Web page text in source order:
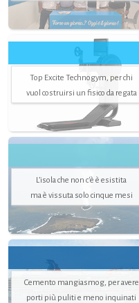
Top Excite Technogym, per chi
vuol costruirsi un fisico da regata
L’isola che non c'è è esistita
ma è vissuta solo cinque mesi
Cemento mangiasmog, per avere
porti più puliti e meno inquinati